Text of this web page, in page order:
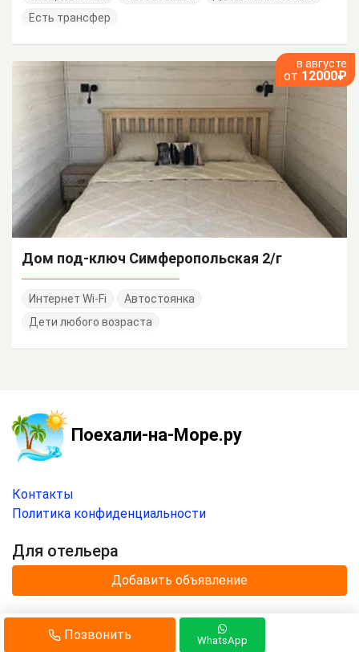
Позвонить WhatsApp
Есть трансфер
в августе
от 12000₽
Дом под-ключ Симферопольская 2/г
Интернет Wi-Fi
Автостоянка
Дети любого возраста
Поехали-на-Море.ру
Контакты
Политика конфиденциальности
Для отельера
Добавить объявление
© 2020 —2026г.
Отдых на море с«Поехали-на-Море.ру»